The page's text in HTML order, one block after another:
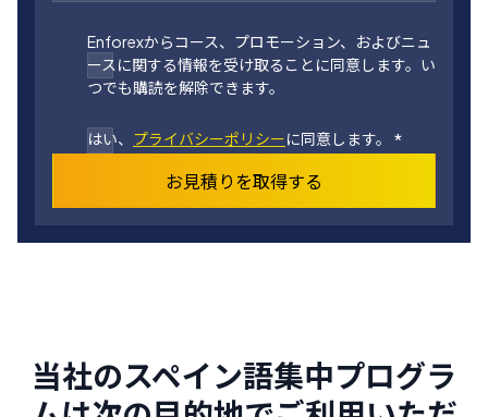
Enforexからコース、プロモーション、およびニュ
ースに関する情報を受け取ることに同意します。い
つでも購読を解除できます。
はい、 プライバシーポリシーに同意します。
*
お見積りを取得する
当社のスペイン語集中プログラ